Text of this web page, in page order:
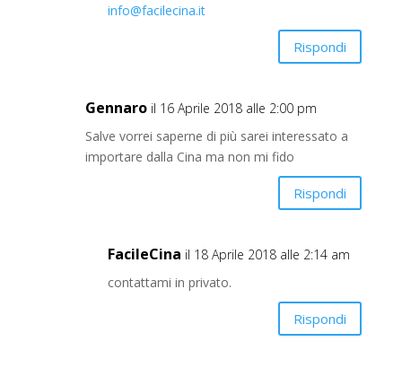
info@facilecina.it
Rispondi
Gennaro il 16 Aprile 2018 alle 2:00 pm
Salve vorrei saperne di più sarei interessato a
importare dalla Cina ma non mi fido
Rispondi
FacileCina il 18 Aprile 2018 alle 2:14 am
contattami in privato.
Rispondi